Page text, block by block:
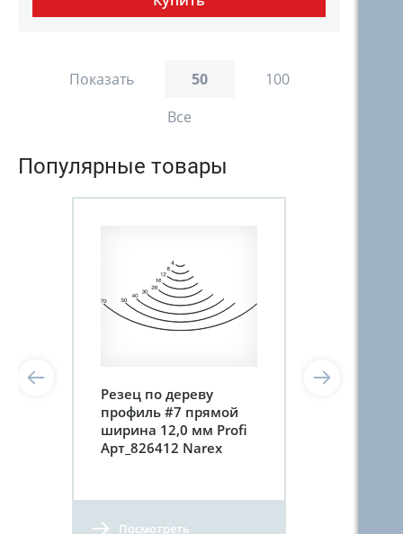
Показать 50
100
Все
Популярные товары
Резец по дереву
профиль #7 прямой
ширина 12,0 мм Profi
Арт_826412 Narex
Посмотреть